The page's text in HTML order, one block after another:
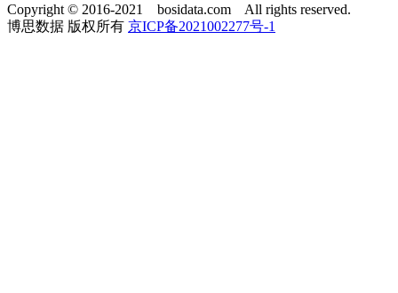
Copyright © 2016-2021 bosidata.com All rights reserved.
博思数据 版权所有 京ICP备2021002277号-1